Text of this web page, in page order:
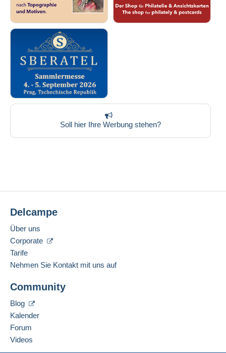
Soll hier Ihre Werbung stehen?
Delcampe
Über uns
Corporate
Tarife
Nehmen Sie Kontakt mit uns auf
Community
Blog
Kalender
Forum
Videos